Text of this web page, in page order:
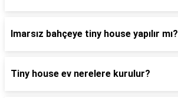
Imarsız bahçeye tiny house yapılır mı?
Tiny house ev nerelere kurulur?